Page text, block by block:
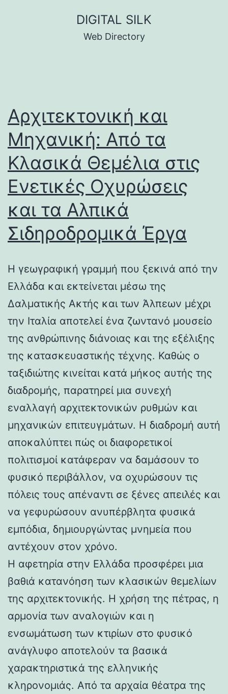
DIGITAL SILK
Web Directory
Αρχιτεκτονική και
Μηχανική: Από τα
Κλασικά Θεμέλια στις
Ενετικές Οχυρώσεις
και τα Αλπικά
Σιδηροδρομικά Έργα
Η γεωγραφική γραμμή που ξεκινά από την
Ελλάδα και εκτείνεται μέσω της
Δαλματικής Ακτής και των Άλπεων μέχρι
την Ιταλία αποτελεί ένα ζωντανό μουσείο
της ανθρώπινης διάνοιας και της εξέλιξης
της κατασκευαστικής τέχνης. Καθώς ο
ταξιδιώτης κινείται κατά μήκος αυτής της
διαδρομής, παρατηρεί μια συνεχή
εναλλαγή αρχιτεκτονικών ρυθμών και
μηχανικών επιτευγμάτων. Η διαδρομή αυτή
αποκαλύπτει πώς οι διαφορετικοί
πολιτισμοί κατάφεραν να δαμάσουν το
φυσικό περιβάλλον, να οχυρώσουν τις
πόλεις τους απέναντι σε ξένες απειλές και
να γεφυρώσουν ανυπέρβλητα φυσικά
εμπόδια, δημιουργώντας μνημεία που
αντέχουν στον χρόνο.
Η αφετηρία στην Ελλάδα προσφέρει μια
βαθιά κατανόηση των κλασικών θεμελίων
της αρχιτεκτονικής. Η χρήση της πέτρας, η
αρμονία των αναλογιών και η
ενσωμάτωση των κτιρίων στο φυσικό
ανάγλυφο αποτελούν τα βασικά
χαρακτηριστικά της ελληνικής
κληρονομιάς. Από τα αρχαία θέατρα της